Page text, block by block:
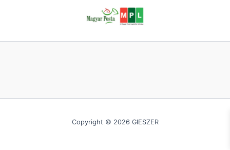
Copyright © 2026 GIESZER